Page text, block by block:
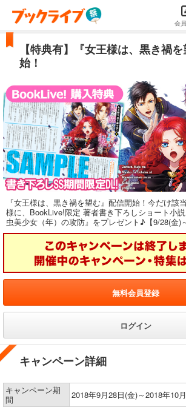
会
【特典有】『女王様は、黒き禍
始！
『女王様は、黒き禍を望む』配信開始！今だけ該
様に、BookLive!限定 著者書き下ろしショート小
虫美少女（年）の攻防』をプレゼント♪【9/28(金)
無料会員登録
ログイン
キャンペーン詳細
キャンペーン期
間
2018年9月28日(金)～2018年10